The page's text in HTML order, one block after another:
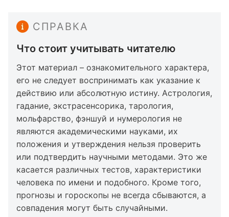
СПРАВКА
Что стоит учитывать читателю
Этот материал – ознакомительного характера,
его не следует воспринимать как указание к
действию или абсолютную истину. Астрология,
гадание, экстрасенсорика, тарология,
мольфарство, фэншуй и нумерология не
являются академическими науками, их
положения и утверждения нельзя проверить
или подтвердить научными методами. Это же
касается различных тестов, характеристики
человека по имени и подобного. Кроме того,
прогнозы и гороскопы не всегда сбываются, а
совпадения могут быть случайными.